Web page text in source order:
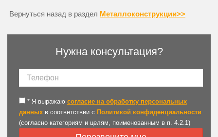
Вернуться назад в раздел Металлоконструкции>>
Нужна консультация?
*Я выражаю согласие на обработку персональных
данныхв соответствии с Политикой конфиденциальности
(согласно категориям и целям, поименованным в п. 4.2.1)